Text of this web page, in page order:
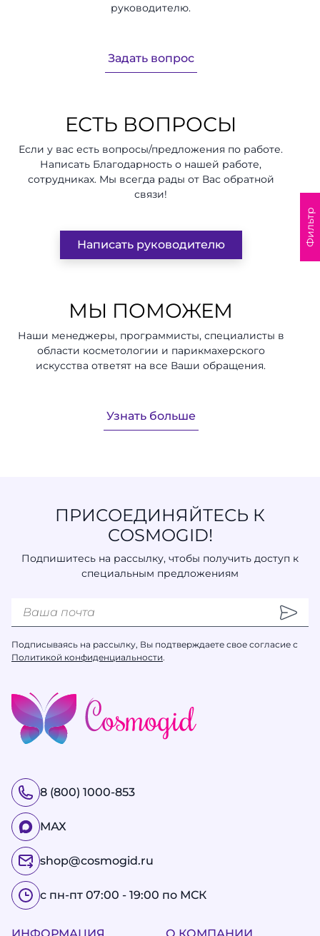
Фильтр
руководителю.
Задать вопрос
ЕСТЬ ВОПРОСЫ
Если у вас есть вопросы/предложения по работе.
Написать Благодарность о нашей работе,
сотрудниках. Мы всегда рады от Вас обратной
связи!
Написать руководителю
МЫ ПОМОЖЕМ
Наши менеджеры, программисты, специалисты в
области косметологии и парикмахерского
искусства ответят на все Ваши обращения.
Узнать больше
ПРИСОЕДИНЯЙТЕСЬ К
COSMOGID!
Подпишитесь на рассылку, чтобы получить доступ к
специальным предложениям
Подписываясь на рассылку, Вы подтверждаете свое согласие с
Политикой конфиденциальности.
8 (800) 1000-853
МАХ
shop@cosmogid.ru
с пн-пт 07:00 - 19:00 по МСК